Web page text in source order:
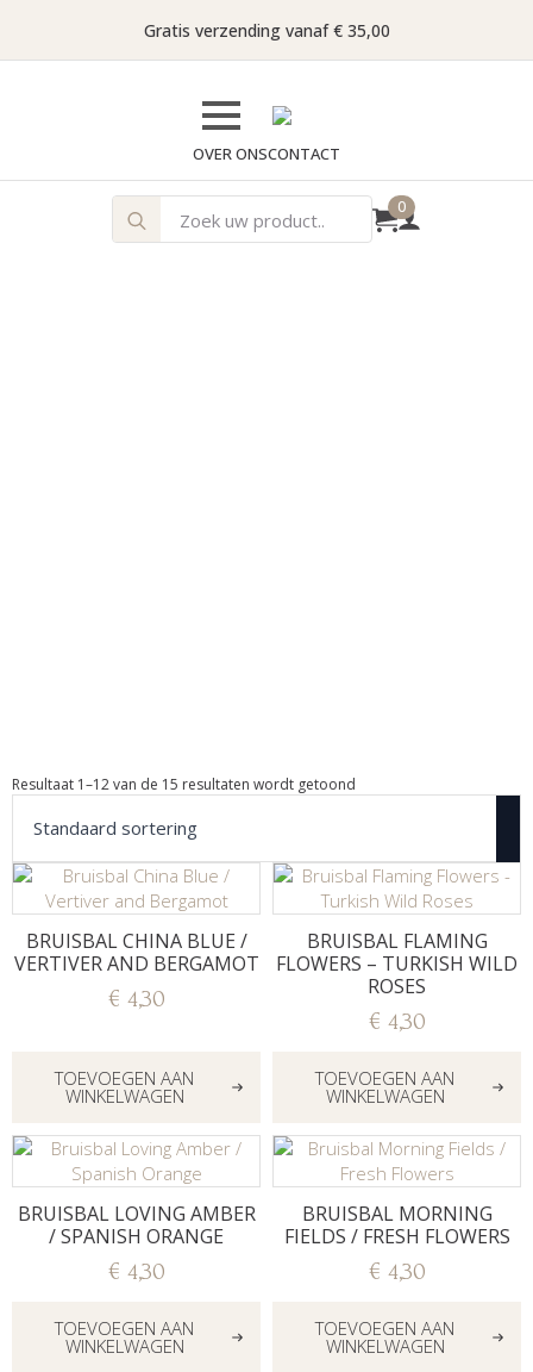
Gratis verzending vanaf € 35,00
OVER ONSCONTACT
Search
for:
0
Resultaat 1–12 van de 15 resultaten wordt getoond
BRUISBAL CHINA BLUE /
VERTIVER AND BERGAMOT
€ 4,30
TOEVOEGEN AAN
WINKELWAGEN
BRUISBAL FLAMING
FLOWERS – TURKISH WILD
ROSES
€ 4,30
TOEVOEGEN AAN
WINKELWAGEN
BRUISBAL LOVING AMBER
/ SPANISH ORANGE
€ 4,30
TOEVOEGEN AAN
WINKELWAGEN
BRUISBAL MORNING
FIELDS / FRESH FLOWERS
€ 4,30
TOEVOEGEN AAN
WINKELWAGEN